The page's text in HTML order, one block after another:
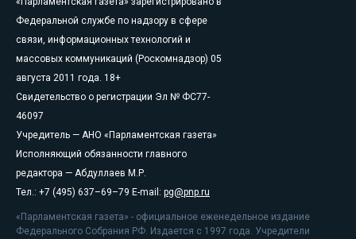
Федеральной службе по надзору в сфере
связи, информационных технологий и
массовых коммуникаций (Роскомнадзор) 05
августа 2011 года. 18+
Свидетельство о регистрации Эл № ФС77-
46097
Учредитель — АНО «Парламентская газета»
Исполняющий обязанности главного
редактора — Абдуллаев М.Р.
Тел.: +7 (495) 637–69–79 E-mail: pg@pnp.ru
«Парламентская газета» - официальное еженедельное издание
Федерального Собрания РФ. Издается с 1997 года. Учредители